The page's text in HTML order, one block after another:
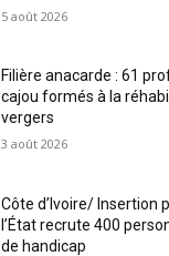
5 août 2026
Filière anacarde : 61
cajou formés à la
vergers
3 août 2026
Côte d’Ivoire/ Insertion
l’État recrute 400
de handicap